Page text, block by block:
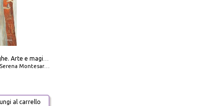
Montesarchio
al carrello